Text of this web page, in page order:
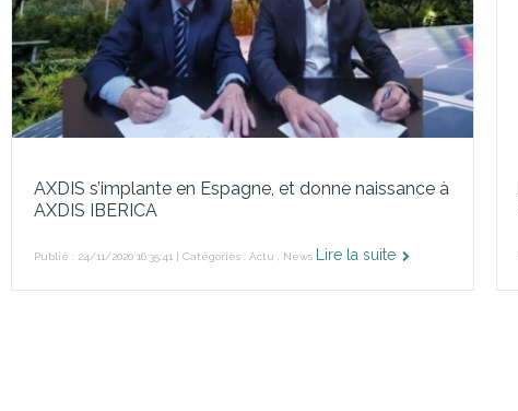
AXDIS s’implante en Espagne, et donne naissance à
AXDIS IBERICA
Publié : 24/11/2020 16:35:41 | Catégories : Actu News Lire la suite